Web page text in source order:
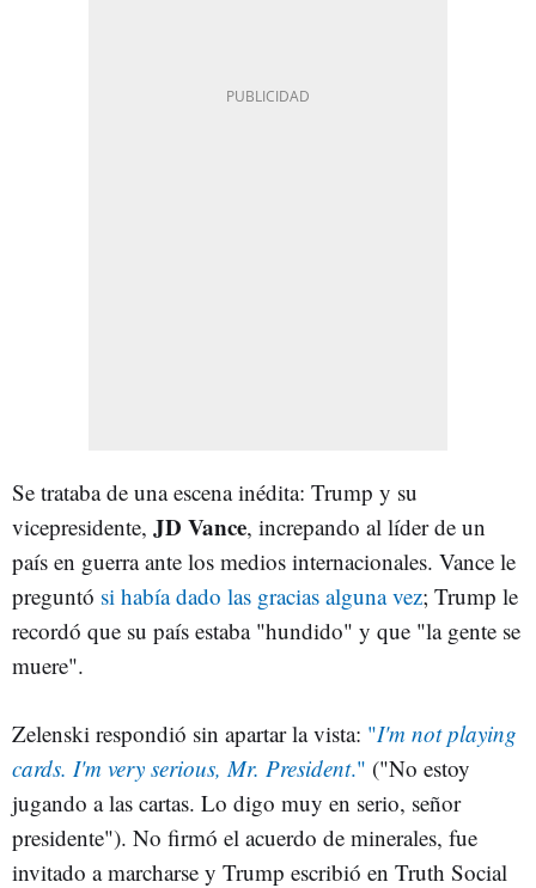
Se trataba de una escena inédita: Trump y su
vicepresidente, JD Vance, increpando al líder de un
país en guerra ante los medios internacionales. Vance le
preguntó si había dado las gracias alguna vez; Trump le
recordó que su país estaba "hundido" y que "la gente se
muere".
Zelenski respondió sin apartar la vista: "I'm not playing
cards. I'm very serious, Mr. President." ("No estoy
jugando a las cartas. Lo digo muy en serio, señor
presidente"). No firmó el acuerdo de minerales, fue
invitado a marcharse y Trump escribió en Truth Social